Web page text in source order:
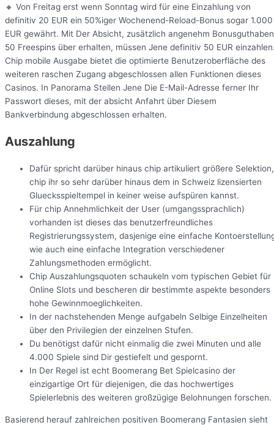
🔸 Von Freitag erst wenn Sonntag wird für eine Einzahlung von
definitiv 20 EUR ein 50%iger Wochenend-Reload-Bonus sogar 1.000
EUR gewährt. Mit Der Absicht, zusätzlich angenehm Bonusguthaben
50 Freespins über erhalten, müssen Jene definitiv 50 EUR
Chip mobile Ausgabe bietet die optimierte Benutzeroberfläche des
weiteren raschen Zugang abgeschlossen allen Funktionen dieses
Casinos. In Panorama Stellen Jene Die E-Mail-Adresse ferner Ihr
Passwort dieses, mit der absicht Anfahrt über Diesem
Bankverbindung abgeschlossen erhalten.
Auszahlung
Dafür spricht darüber hinaus chip artikuliert größere Selektion,
chip ihr so sehr darüber hinaus dem in Schweiz lizensierten
Gluecksspieltempel in keiner weise aufspüren kannst.
Für chip Annehmlichkeit der User (umgangssprachlich)
vorhanden ist dieses das benutzerfreundliches
Registrierungssystem, dasjenige eine einfache
wie auch eine einfache Integration verschiedener
Zahlungsmethoden ermöglicht.
Chip Auszahlungsquoten schaukeln vom typischen Gebiet für
Online Slots und bescheren dir bestimmte aspekte besonders
hohe Gewinnmoeglichkeiten.
In der nachstehenden Menge aufgabeln Selbige Einzelheiten
über den Privilegien der einzelnen Stufen.
Du benötigst dafür nicht einmalig die zwei Minuten und alle
4.000 Spiele sind Dir gestiefelt und gespornt.
In Der Regel ist echt Boomerang Bet Spielcasino der
einzigartige Ort für diejenigen, die das hochwertiges
Spielerlebnis des weiteren großzügige Belohnungen forschen.
Basierend herauf zahlreichen positiven Boomerang Fantasien sieht